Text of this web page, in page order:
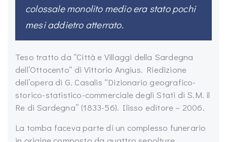
colossale monolito medio era stato pochi
mesi addietro atterrato.
Teso tratto da “Città e Villaggi della Sardegna
dell’Ottocento“ di Vittorio Angius. Riedizione
dell’opera di G. Casalis “Dizionario geografico-
storico-statistico-commerciale degli Stati di S.M. il
Re di Sardegna” (1833-56). Ilisso editore – 2006.
La tomba faceva parte di un complesso funerario